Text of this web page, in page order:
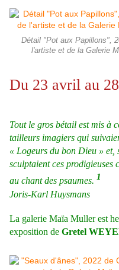
Détail "Pot aux Papillons",
l'artiste et de la Galerie
Du 23 avril au
Tout le gros bétail est mis à
tailleurs imagiers qui
« Logeurs du bon Dieu » et,
sculptaient ces prodigieuses
au chant des psaumes. 1
Joris-Karl Huysmans
La galerie Maïa Muller est
exposition de Gretel